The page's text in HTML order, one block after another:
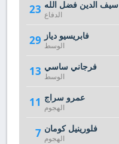
23 سيف الدين فضل الله
الدفاع
29 فابريسيو دياز
الوسط
13 فرجاني ساسي
الوسط
11 عمرو سراج
الهجوم
7 فلورينيل كومان
الهجوم